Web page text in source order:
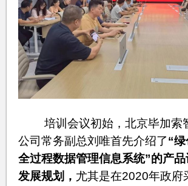
培训会议初始，北京毕加索
公司常务副总刘唯首先介绍了“
全过程数据管理信息系统”的产品
发展规划， 尤其是在2020年政府